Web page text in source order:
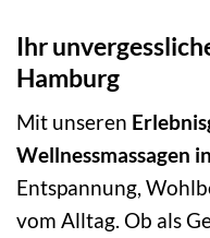
Ihr
Hamburg
Mit unseren
Wellnessmassagen
Entspannung,
vom Alltag. Ob als